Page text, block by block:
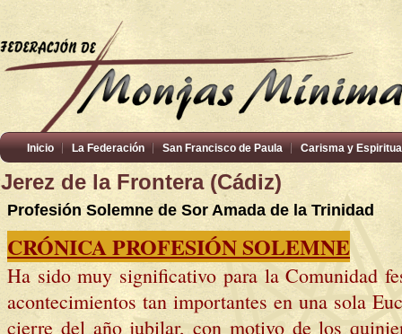
Inicio La Federación San Francisco de Paula Carisma y
Jerez de la Frontera (Cádiz)
Profesión Solemne de Sor Amada de la Trinidad
CRÓNICA PROFESIÓN SOLEMNE
Ha sido muy significativo para la Comunidad
acontecimientos tan importantes en una sola
cierre del año jubilar, con motivo de los